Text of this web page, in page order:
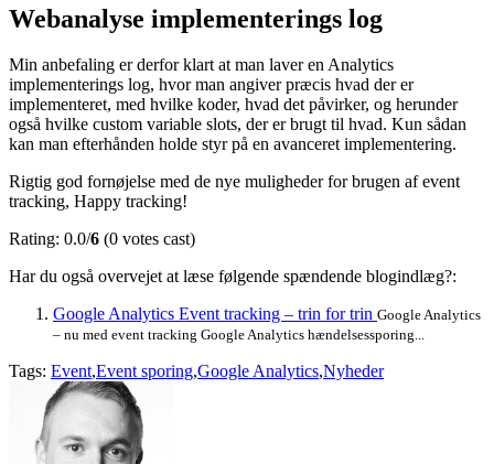
Webanalyse implementerings log
Min anbefaling er derfor klart at man laver en Analytics
implementerings log, hvor man angiver præcis hvad der er
implementeret, med hvilke koder, hvad det påvirker, og herunder
også hvilke custom variable slots, der er brugt til hvad. Kun sådan
kan man efterhånden holde styr på en avanceret implementering.
Rigtig god fornøjelse med de nye muligheder for brugen af event
tracking, Happy tracking!
Rating: 0.0/6 (0 votes cast)
Har du også overvejet at læse følgende spændende blogindlæg?:
Google Analytics Event tracking – trin for trin Google Analytics
– nu med event tracking Google Analytics hændelsessporing...
Tags: Event,Event sporing,Google Analytics,Nyheder